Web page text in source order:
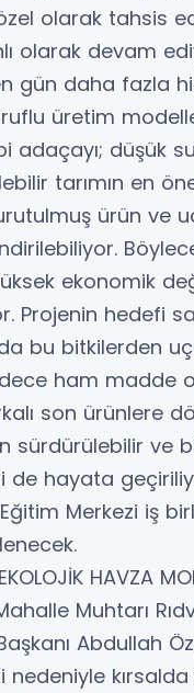
olarak tahsis
olarak devam
gün daha fazla
üretim
adaçayı; düşük
tarımın en
ürün ve
ekonomik
Projenin hedefi
bu bitkilerden
ham madde
son ürünlere
sürdürülebilir ve
de hayata
Merkezi iş
HAVZA
Muhtarı
Abdullah
nedeniyle